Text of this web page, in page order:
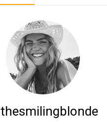
thesmilingblonde